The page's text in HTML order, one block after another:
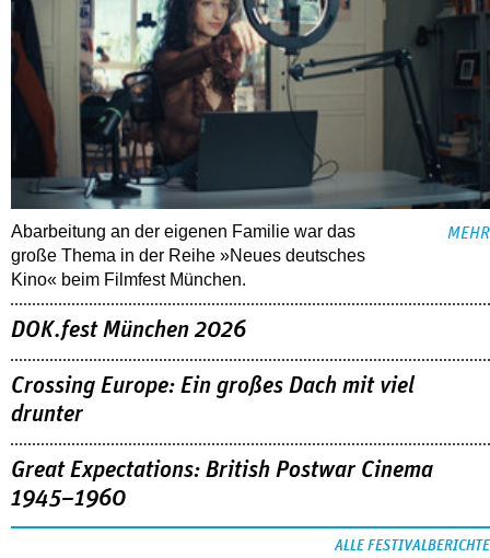
Abarbeitung an der eigenen Familie war das
große Thema in der Reihe »Neues deutsches
Kino« beim Filmfest München.
MEHR
DOK.fest München 2026
Crossing Europe: Ein großes Dach mit viel
drunter
Great Expectations: British Postwar Cinema
1945–1960
ALLE FESTIVALBERICHTE